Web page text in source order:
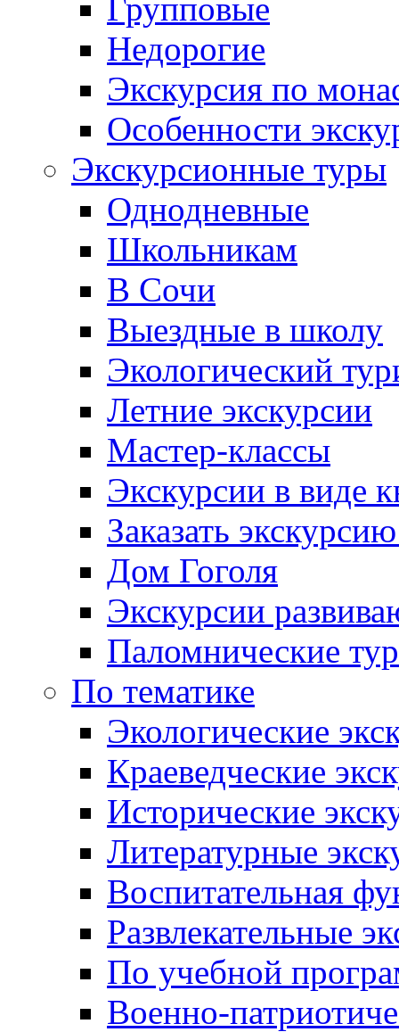
Групповые
Недорогие
Экскурсия по
Особенности
Экскурсионные туры
Однодневные
Школьникам
В Сочи
Выездные в школу
Экологический
Летние экскурсии
Мастер-классы
Экскурсии в виде
Заказать
Дом Гоголя
Экскурсии
Паломнические
По тематике
Экологические
Краеведческие
Исторические
Литературные
Воспитательная
Развлекательные
По учебной
Военно-